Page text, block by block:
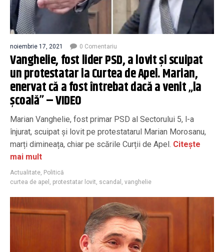
noiembrie 17, 2021 0 Comentariu
Vanghelie, fost lider PSD, a lovit și scuipat
un protestatar la Curtea de Apel. Marian,
enervat că a fost întrebat dacă a venit „la
școală” – VIDEO
Marian Vanghelie, fost primar PSD al Sectorului 5, l-a
înjurat, scuipat și lovit pe protestatarul Marian Morosanu,
marți dimineața, chiar pe scările Curții de Apel. Citește
mai mult
Actualitate, Politică
curtea de apel , protestatar lovit, scandal , vanghelie